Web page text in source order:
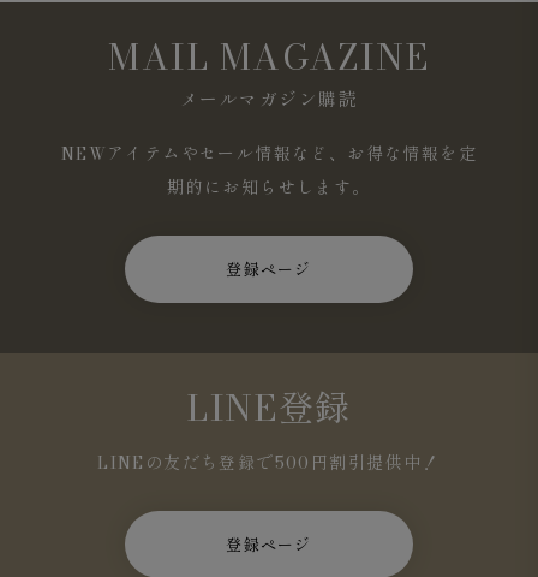
はどんなアイテムとも合わせやすく、一枚は持っ
ておきたい王道カラーです。
MAIL MAGAZINE
メールマガジン購読
NEWアイテムやセール情報など、お得な情報を定
期的にお知らせします。
登録ページ
LINE登録
LINEの友だち登録で500円割引提供中！
登録ページ